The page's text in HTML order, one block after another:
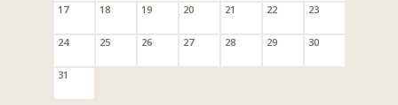
17 18 19 20 21 22 23
24 25 26 27 28 29 30
31